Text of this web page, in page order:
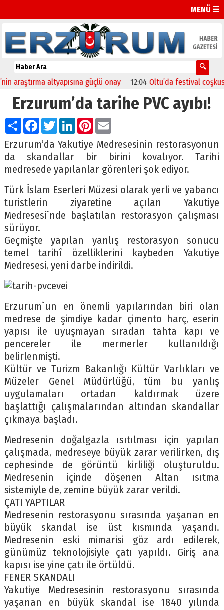
MENÜ ☰
altyapısına güçlü onay 12:04 Oltu’da festival coşkusu
Erzurum’da tarihe PVC ayıbı!
PaylaşFacebook
TwitterLinkedIn
Pinterest
Email
Erzurum’da Yakutiye Medresesinin restorasyonun
da skandallar bir birini kovalıyor. Tarihi
medresede yapılanlar görenleri şok ediyor.
Türk İslam Eserleri Müzesi olarak yerli ve yabancı
turistlerin ziyaretine açılan Yakutiye
Medresesi`nde başlatılan restorasyon çalışması
sürüyor.
Geçmişte yapılan yanlış restorasyon sonucu
temel tarihî özelliklerini kaybeden Yakutiye
Medresesi, yeni darbe indirildi.
Erzurum`un en önemli yapılarından biri olan
medrese de şimdiye kadar çimento harç, eserin
yapısı ile uyuşmayan sıradan tahta kapı ve
pencereler ile mermerler kullanıldığı
belirlenmişti.
Kültür ve Turizm Bakanlığı Kültür Varlıkları ve
Müzeler Genel Müdürlüğü, tüm bu yanlış
uygulamaları ortadan kaldırmak üzere
başlattığı çalışmalarından altından skandallar
çıkmaya başladı.
Medresenin doğalgazla ısıtılması için yapılan
çalışmada, medreseye büyük zarar verilirken, dış
cephesinde de görüntü kirliliği oluşturuldu.
Medresenin içinde döşenen Altan ısıtma
sistemiyle de, zemine büyük zarar verildi.
ÇATI YAPTILAR
Medresenin restorasyonu sırasında yaşanan en
büyük skandal ise üst kısmında yaşandı.
Medresenin eski mimarisi göz ardı edilerek,
günümüz teknolojisiyle çatı yapıldı. Giriş ana
kapısı ise yine çatı ile örtüldü.
FENER SKANDALI
Yakutiye Medresesinin restorasyonu sırasında
yaşanan en büyük skandal ise 1840 yılında